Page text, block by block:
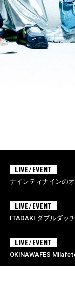
LIVE/EVENT
ナインティナインの
LIVE/EVENT
ITADAKI ダブルダッ
LIVE/EVENT
OKINAWAFES